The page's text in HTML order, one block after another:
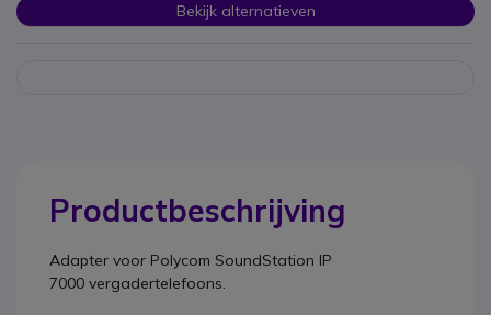
Bekijk alternatieven
Productbeschrijving
Adapter voor Polycom SoundStation IP
7000 vergadertelefoons.